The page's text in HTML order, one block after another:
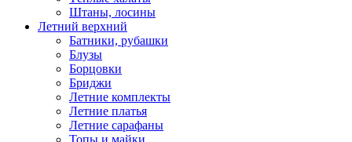
Штаны, лосины
Летний верхний
Батники, рубашки
Блузы
Борцовки
Бриджи
Летние комплекты
Летние платья
Летние сарафаны
Топы и майки